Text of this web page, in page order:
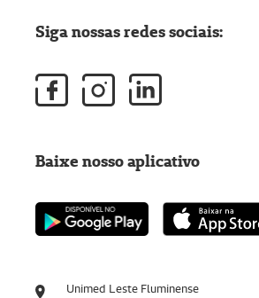
Unimed Leste Fluminense
Siga nossas redes sociais:
Baixe nosso aplicativo